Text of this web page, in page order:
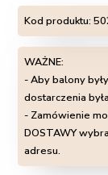
Kod produktu:
WAŻNE:
- Aby balony
dostarczenia
- Zamówienie
DOSTAWY
adresu.